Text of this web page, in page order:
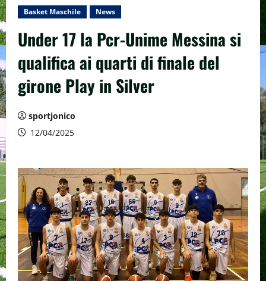
Basket Maschile News
Under 17 la Pcr-Unime Messina si
qualifica ai quarti di finale del
girone Play in Silver
sportjonico
12/04/2025